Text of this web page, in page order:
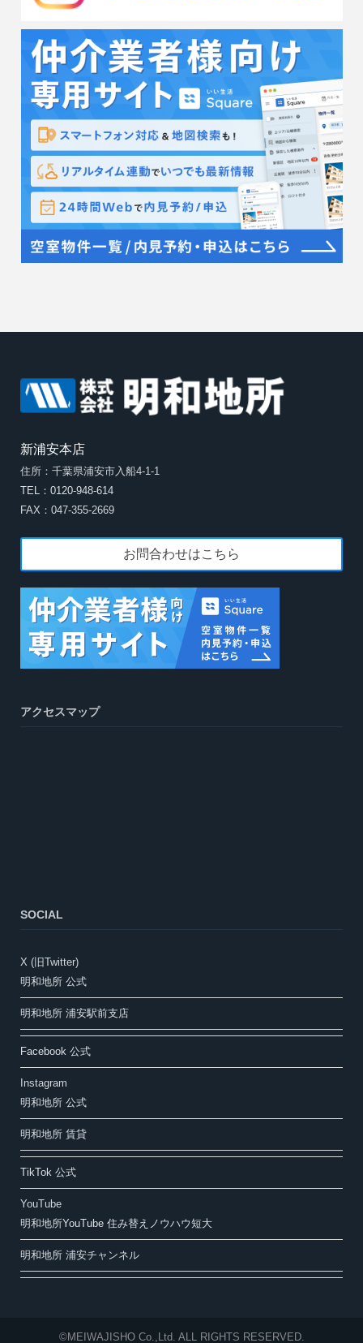
新浦安本店
住所：千葉県浦安市入船4-1-1
TEL：0120-948-614
FAX：047-355-2669
お問合わせはこちら
アクセスマップ
SOCIAL
X (旧Twitter)
明和地所 公式
明和地所 浦安駅前支店
Facebook 公式
Instagram
明和地所 公式
明和地所 賃貸
TikTok 公式
YouTube
明和地所YouTube 住み替えノウハウ短大
明和地所 浦安チャンネル
©MEIWAJISHO Co.,Ltd. ALL RIGHTS RESERVED.